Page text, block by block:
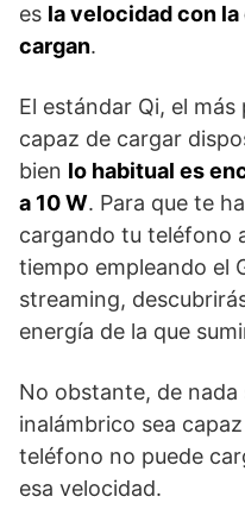
es la velocidad con
cargan.
El estándar Qi, el
capaz de cargar
bien lo habitual es
a 10 W. Para que te
cargando tu teléfono
tiempo empleando el
streaming,
energía de la que
No obstante, de nada
inalámbrico sea
teléfono no puede
esa velocidad.